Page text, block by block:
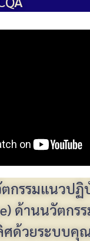
กรรมแนวปฏิ
ด้านนวัตกร
ศด้วยระบบคุ